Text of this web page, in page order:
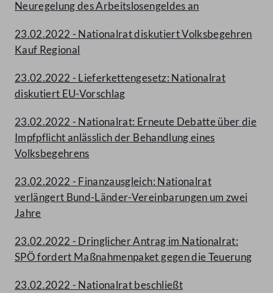
Neuregelung des Arbeitslosengeldes an
23.02.2022 - Nationalrat diskutiert Volksbegehren
Kauf Regional
23.02.2022 - Lieferkettengesetz: Nationalrat
diskutiert EU-Vorschlag
23.02.2022 - Nationalrat: Erneute Debatte über die
Impfpflicht anlässlich der Behandlung eines
Volksbegehrens
23.02.2022 - Finanzausgleich: Nationalrat
verlängert Bund-Länder-Vereinbarungen um zwei
Jahre
23.02.2022 - Dringlicher Antrag im Nationalrat:
SPÖ fordert Maßnahmenpaket gegen die Teuerung
23.02.2022 - Nationalrat beschließt